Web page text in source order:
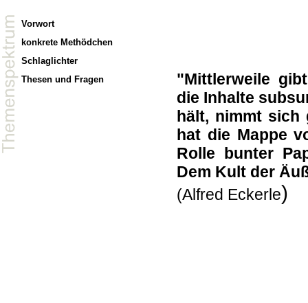
Vorwort
konkrete Methödchen
Schlaglichter
Thesen und Fragen
"Mittlerweile
die Inhalte
hält, nimmt sich
hat die Mappe
Rolle bunter
Dem Kult der
(Alfred Eckerle)